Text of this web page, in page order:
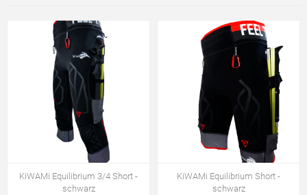
KiWAMi Equilibrium 3/4 Short -
schwarz
KiWAMi Equilibrium Short -
schwarz